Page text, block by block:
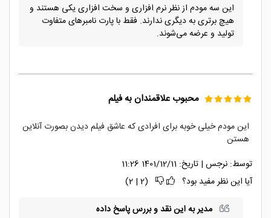
این سه مودم از نظر نرم افزاری و سخت افزاری یکی هستند و
هیچ برتری به دیگری ندارند. فقط با پارت نامبرهای متفاوت
تولید و عرضه می‌شوند.
محبوب علاقمندان به فیلم
این مودم خیلی خوبه برای افرادی که عاشق فیلم دیدن بصورت آنلاین
هستن
توسط: نرجس | تاریخ: 1401/12/11 11:26
آیا این نظر مفید بود؟
(
2
|
2
)
مدیر به این نقد و بررس پاسخ داده